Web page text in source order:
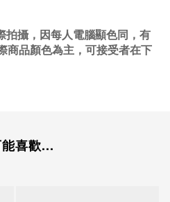
拍攝，因每人電腦顯色同，有
商品顏色為主，可接受者在下
喜歡...